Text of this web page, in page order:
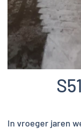
In vroeger jaren